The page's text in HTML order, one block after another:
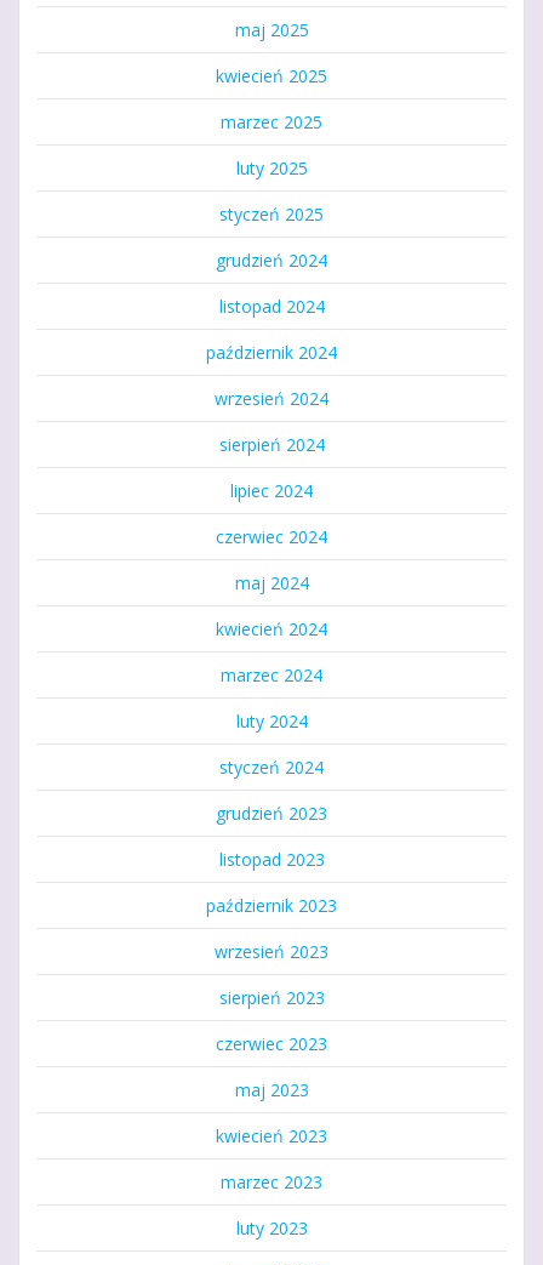
maj 2025
kwiecień 2025
marzec 2025
luty 2025
styczeń 2025
grudzień 2024
listopad 2024
październik 2024
wrzesień 2024
sierpień 2024
lipiec 2024
czerwiec 2024
maj 2024
kwiecień 2024
marzec 2024
luty 2024
styczeń 2024
grudzień 2023
listopad 2023
październik 2023
wrzesień 2023
sierpień 2023
czerwiec 2023
maj 2023
kwiecień 2023
marzec 2023
luty 2023